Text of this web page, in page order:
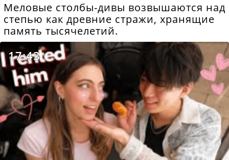
Меловые столбы-дивы возвышаются над
степью как древние стражи, хранящие
память тысячелетий.
17:43